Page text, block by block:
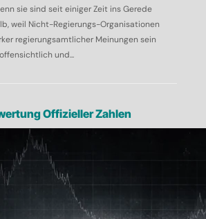
sie sind seit einiger Zeit ins Gerede
weil Nicht-Regierungs-Organisationen
regierungsamtlicher Meinungen sein
und...
Offizieller Zahlen